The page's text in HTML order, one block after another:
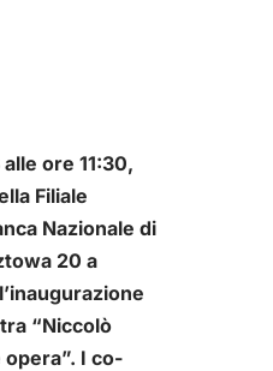
ore 11:30,
Filiale
Nazionale di
20 a
“Niccolò
I co-